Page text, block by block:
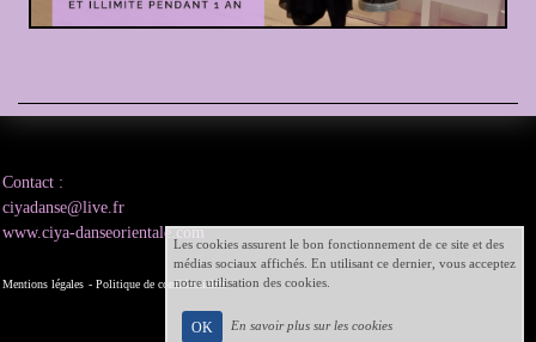
Contact :
ciyadanse@live.fr
www.ciya-danseorientale.com
Mentions légales - Politique de confidentialité
Les cookies assurent le bon fonctionnement de ce site et des
médias sociaux affichés. En utilisant ce dernier, vous acceptez
notre utilisation des cookies.
OK En savoir plus sur les cookies